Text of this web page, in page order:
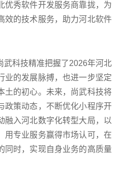
优秀软件开发服务商靠拢，为
效的技术服务，助力河北软件
科技精准把握了2026年河北
业的发展脉搏，也进一步坚定
土的初心。未来，尚武科技将
政策动态，不断优化小程序开
融入河北数字化转型大局，以
用专业服务赢得市场认可，在
同时，实现自身业务的高质量